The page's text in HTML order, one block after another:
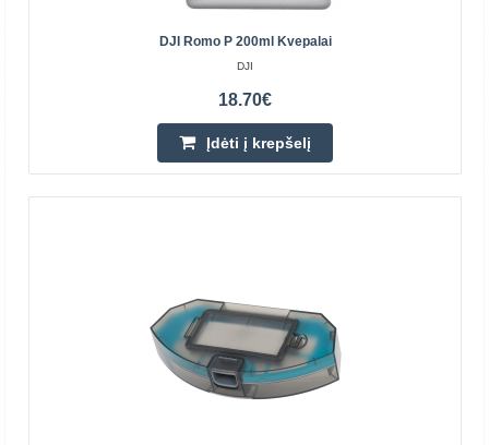
Prekių Pristatymas 4-6 D.d.
Pridėti prie pageidavimų sąrašo
DJI Romo P 200ml Kvepalai
DJI
18.70€
Įdėti į krepšelį